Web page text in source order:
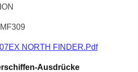
MF309
NORTH FINDER.pdf
Ausdrücke